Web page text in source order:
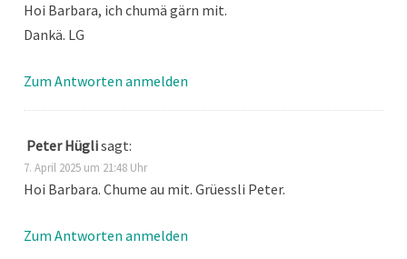
Hoi Barbara, ich chumä gärn mit.
Dankä. LG
Zum Antworten anmelden
Peter Hüglisagt:
7. April 2025 um 21:48 Uhr
Hoi Barbara. Chume au mit. Grüessli Peter.
Zum Antworten anmelden